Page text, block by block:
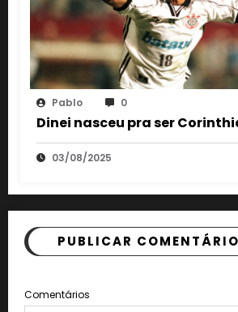
Pablo 0
Dinei nasceu pra ser
03/08/2025
PUBLICAR COMENTÁRIO
Comentários